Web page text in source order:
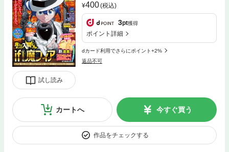
試し読み
400(税込)
3pt獲得
ポイント詳細
dカード利用でさらにポイント+2%
返品不可
カートへ 今すぐ買う
作品をチェックする